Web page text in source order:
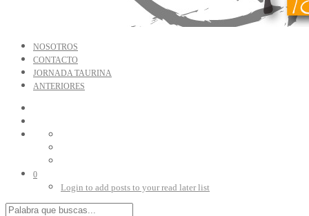
NOSOTROS
CONTACTO
JORNADA TAURINA
ANTERIORES
0
Login to add posts to your read later list